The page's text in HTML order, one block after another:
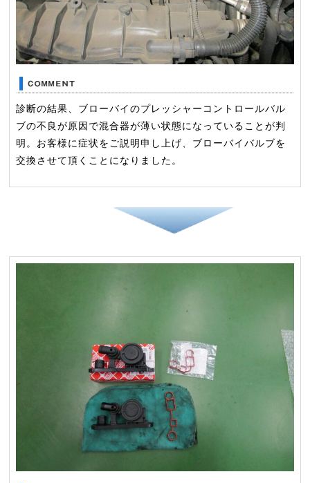
診断の結果、ブローバイのプレッシャーコントロールバル
ブの不良が原因で混合器が薄い状態になっていることが判
明。お客様に症状をご説明申し上げ、ブローバイバルブを
交換させて頂くことになりました。